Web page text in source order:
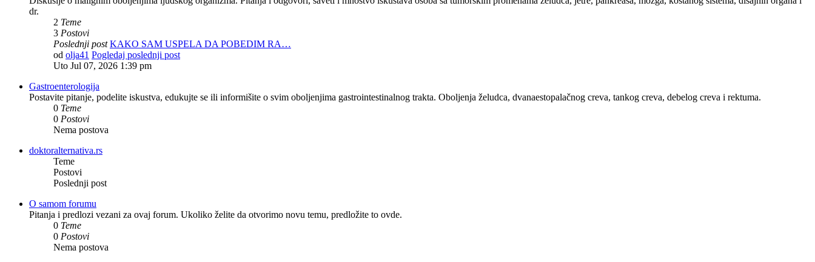
dr.
2 Teme
3 Postovi
Poslednji post KAKO SAM USPELA DA POBEDIM RA…
od olja41 Pogledaj poslednji post
Uto Jul 07, 2026 1:39 pm
Gastroenterologija
Postavite pitanje, podelite iskustva, edukujte se ili informišite o svim oboljenjima gastrointestinalnog trakta. Oboljenja želudca, dvanaestopalačnog creva, tankog creva, debelog creva i rektuma.
0 Teme
0 Postovi
Nema postova
doktoralternativa.rs
Teme
Postovi
Poslednji post
O samom forumu
Pitanja i predlozi vezani za ovaj forum. Ukoliko želite da otvorimo novu temu, predložite to ovde.
0 Teme
0 Postovi
Nema postova